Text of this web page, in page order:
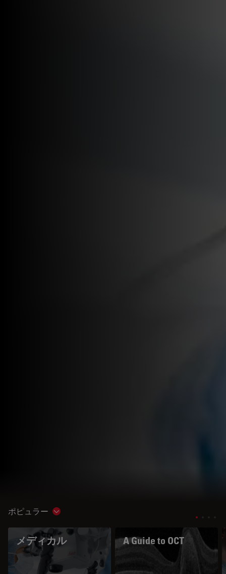
ポピュラー Show subnavigation
メディカル A Guide to OCT